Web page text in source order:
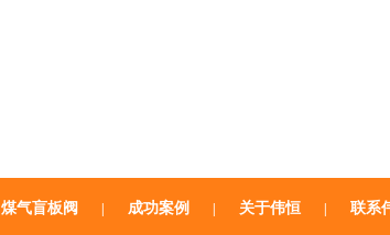
煤气盲板阀 成功案例 关于伟恒 联系